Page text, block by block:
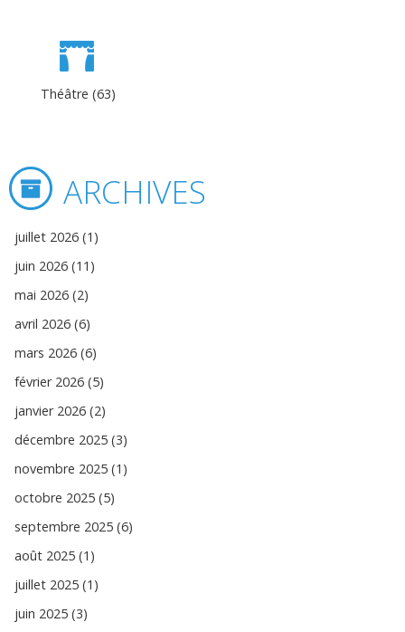
Théâtre (63)
ARCHIVES
juillet 2026 (1)
juin 2026 (11)
mai 2026 (2)
avril 2026 (6)
mars 2026 (6)
février 2026 (5)
janvier 2026 (2)
décembre 2025 (3)
novembre 2025 (1)
octobre 2025 (5)
septembre 2025 (6)
août 2025 (1)
juillet 2025 (1)
juin 2025 (3)